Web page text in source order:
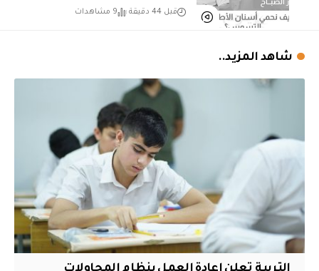
قبل 44 دقيقة 9 مشاهدات
شاهد المزيد..